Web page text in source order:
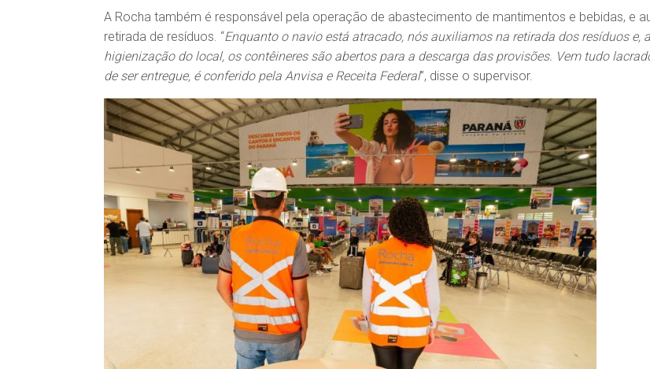
A Rocha também é responsável pela operação de abastecimento de mantimentos e bebidas, e
retirada de resíduos. “Enquanto o navio está atracado, nós auxiliamos na retirada dos resíduos e,
higienização do local, os contêineres são abertos para a descarga das provisões. Vem tudo
de ser entregue, é conferido pela Anvisa e Receita Federal”, disse o supervisor.